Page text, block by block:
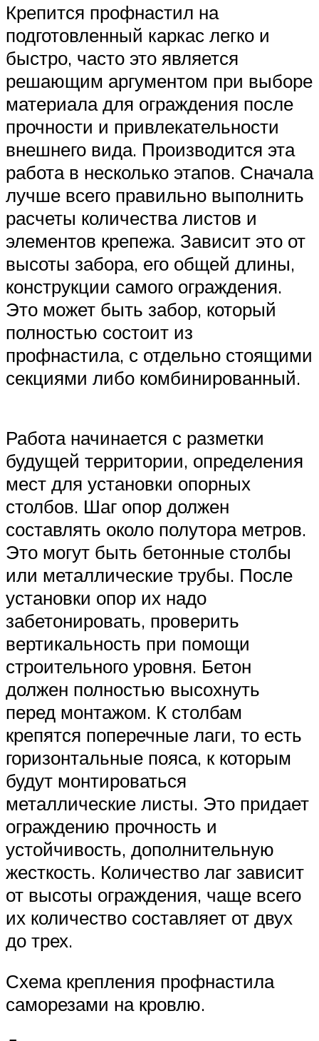
Крепится профнастил на
подготовленный каркас легко и
быстро, часто это является
решающим аргументом при выборе
материала для ограждения после
прочности и привлекательности
внешнего вида. Производится эта
работа в несколько этапов. Сначала
лучше всего правильно выполнить
расчеты количества листов и
элементов крепежа. Зависит это от
высоты забора, его общей длины,
конструкции самого ограждения.
Это может быть забор, который
полностью состоит из
профнастила, с отдельно стоящими
секциями либо комбинированный.
Работа начинается с разметки
будущей территории, определения
мест для установки опорных
столбов. Шаг опор должен
составлять около полутора метров.
Это могут быть бетонные столбы
или металлические трубы. После
установки опор их надо
забетонировать, проверить
вертикальность при помощи
строительного уровня. Бетон
должен полностью высохнуть
перед монтажом. К столбам
крепятся поперечные лаги, то есть
горизонтальные пояса, к которым
будут монтироваться
металлические листы. Это придает
ограждению прочность и
устойчивость, дополнительную
жесткость. Количество лаг зависит
от высоты ограждения, чаще всего
их количество составляет от двух
до трех.
Схема крепления профнастила
саморезами на кровлю.